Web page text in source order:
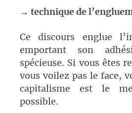
→ technique de
Ce discours englue
emportant son
spécieuse. Si vous êtes
vous voilez pas le face,
capitalisme est le
possible.